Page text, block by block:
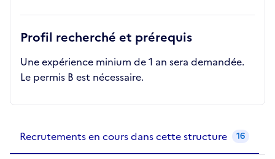
Profil recherché et prérequis
Une expérience minium de 1 an sera demandée.
Le permis B est nécessaire.
Recrutements en cours dans cette structure 16